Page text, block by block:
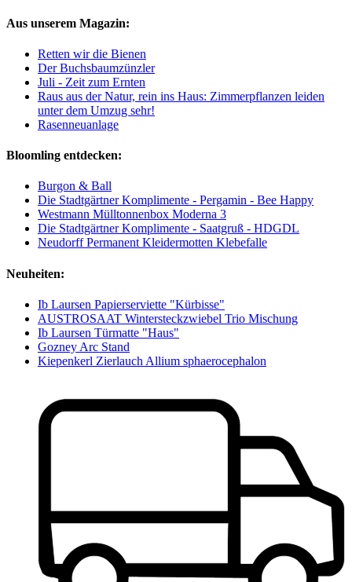
Aus unserem Magazin:
Retten wir die Bienen
Der Buchsbaumzünzler
Juli - Zeit zum Ernten
Raus aus der Natur, rein ins Haus: Zimmerpflanzen leiden
unter dem Umzug sehr!
Rasenneuanlage
Bloomling entdecken:
Burgon & Ball
Die Stadtgärtner Komplimente - Pergamin - Bee Happy
Westmann Mülltonnenbox Moderna 3
Die Stadtgärtner Komplimente - Saatgruß - HDGDL
Neudorff Permanent Kleidermotten Klebefalle
Neuheiten:
Ib Laursen Papierserviette "Kürbisse"
AUSTROSAAT Wintersteckzwiebel Trio Mischung
Ib Laursen Türmatte "Haus"
Gozney Arc Stand
Kiepenkerl Zierlauch Allium sphaerocephalon